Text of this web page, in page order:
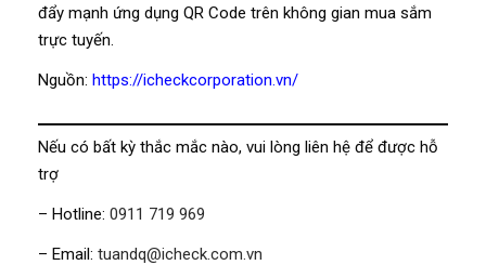
đẩy mạnh ứng dụng QR Code trên không gian mua sắm
trực tuyến.
Nguồn: https://icheckcorporation.vn/
Nếu có bất kỳ thắc mắc nào, vui lòng liên hệ để được hỗ
trợ
– Hotline: 0911 719 969
– Email: tuandq@icheck.com.vn